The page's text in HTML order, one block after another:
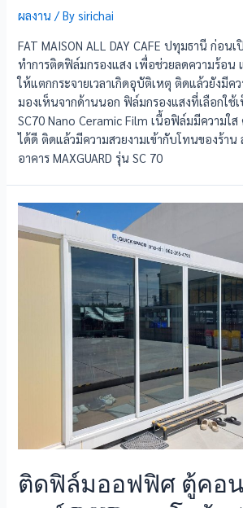
ผลงาน / Bysirichai
FAT MAISON ALL DAY CAFE ปทุมธานี ก่อน
ทำการติดฟิล์มกรองแสง เพื่อช่วยลดความร้อน
ให้แตกกระจายเวลาเกิดอุบัติเหตุ ติดแล้วยังมีคว
มองเห็นจากด้านนอก ฟิล์มกรองแสงที่เลือกใช้เ
SC70 Nano Ceramic Film เนื้อฟิล์มมีความใ
ได้ดี ติดแล้วมีความสวยงามเข้ากับโทนของร้าน
อาคาร MAXGUARD รุ่น SC 70
ติดฟิล์มออฟฟิศ ตู้คอน